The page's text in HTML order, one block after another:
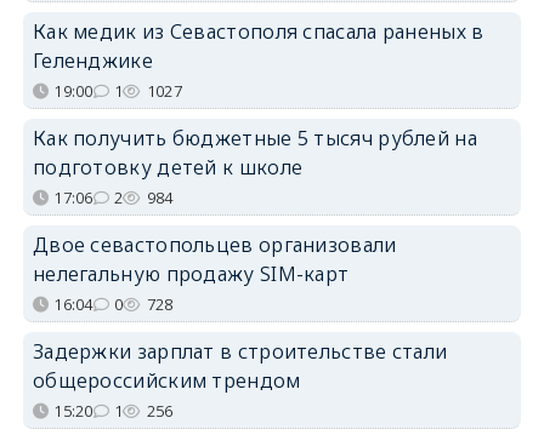
Как медик из Севастополя спасала раненых в
Геленджике
19:00 1 1027
Как получить бюджетные 5 тысяч рублей на
подготовку детей к школе
17:06 2 984
Двое севастопольцев организовали
нелегальную продажу SIM-карт
16:04 0 728
Задержки зарплат в строительстве стали
общероссийским трендом
15:20 1 256